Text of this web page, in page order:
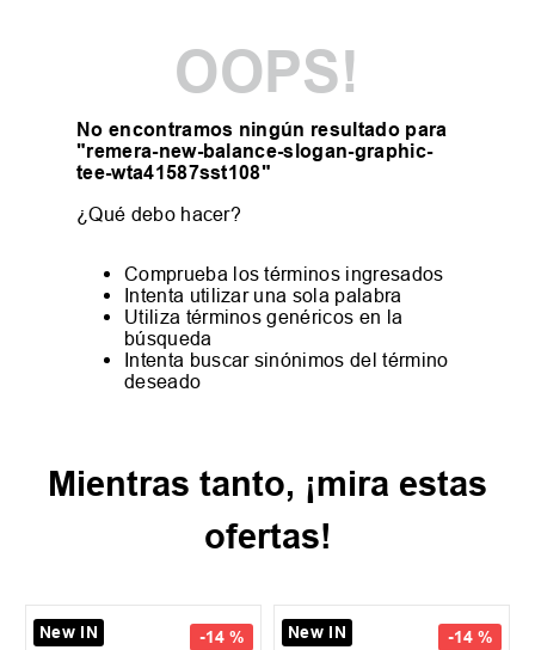
OOPS!
No encontramos ningún resultado para
"remera-new-balance-slogan-graphic-
tee-wta41587sst108"
¿Qué debo hacer?
Comprueba los términos ingresados
Intenta utilizar una sola palabra
Utiliza términos genéricos en la
búsqueda
Intenta buscar sinónimos del término
deseado
Mientras tanto, ¡mira estas
ofertas!
-14 %
New IN -14 %
New IN
zapatillas mujer